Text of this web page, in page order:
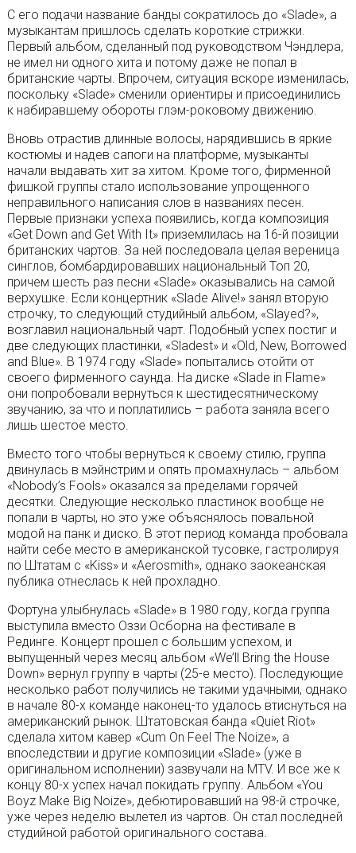
С его подачи название банды сократилось до «Slade», а
музыкантам пришлось сделать короткие стрижки.
Первый альбом, сделанный под руководством Чэндлера,
не имел ни одного хита и потому даже не попал в
британские чарты. Впрочем, ситуация вскоре изменилась,
поскольку «Slade» сменили ориентиры и присоединились
к набиравшему обороты глэм-роковому движению.
Вновь отрастив длинные волосы, нарядившись в яркие
костюмы и надев сапоги на платформе, музыканты
начали выдавать хит за хитом. Кроме того, фирменной
фишкой группы стало использование упрощенного
неправильного написания слов в названиях песен.
Первые признаки успеха появились, когда композиция
«Get Down and Get With It» приземлилась на 16-й позиции
британских чартов. За ней последовала целая вереница
синглов, бомбардировавших национальный Топ 20,
причем шесть раз песни «Slade» оказывались на самой
верхушке. Если концертник «Slade Alive!» занял вторую
строчку, то следующий студийный альбом, «Slayed?»,
возглавил национальный чарт. Подобный успех постиг и
две следующих пластинки, «Sladest» и «Old, New, Borrowed
and Blue». В 1974 году «Slade» попытались отойти от
своего фирменного саунда. На диске «Slade in Flame»
они попробовали вернуться к шестидесятническому
звучанию, за что и поплатились – работа заняла всего
лишь шестое место.
Вместо того чтобы вернуться к своему стилю, группа
двинулась в мэйнстрим и опять промахнулась – альбом
«Nobody’s Fools» оказался за пределами горячей
десятки. Следующие несколько пластинок вообще не
попали в чарты, но это уже объяснялось повальной
модой на панк и диско. В этот период команда пробовала
найти себе место в американской тусовке, гастролируя
по Штатам с «Kiss» и «Aerosmith», однако заокеанская
публика отнеслась к ней прохладно.
Фортуна улыбнулась «Slade» в 1980 году, когда группа
выступила вместо Оззи Осборна на фестивале в
Рединге. Концерт прошел с большим успехом, и
выпущенный через месяц альбом «We’ll Bring the House
Down» вернул группу в чарты (25-е место). Последующие
несколько работ получились не такими удачными, однако
в начале 80-х команде наконец-то удалось втиснуться на
американский рынок. Штатовская банда «Quiet Riot»
сделала хитом кавер «Cum On Feel The Noize», а
впоследствии и другие композиции «Slade» (уже в
оригинальном исполнении) зазвучали на MTV. И все же к
концу 80-х успех начал покидать группу. Альбом «You
Boyz Make Big Noize», дебютировавший на 98-й строчке,
уже через неделю вылетел из чартов. Он стал последней
студийной работой оригинального состава.